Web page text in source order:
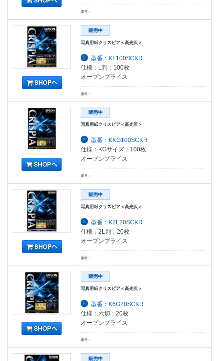
備考：
写真用紙クリスピア＜高光沢＞
型番：KL100SCKR
仕様：L判：100枚
オープンプライス
備考：
写真用紙クリスピア＜高光沢＞
型番：KKG100SCKR
仕様：KGサイズ：100枚
オープンプライス
備考：
写真用紙クリスピア＜高光沢＞
型番：K2L20SCKR
仕様：2L判：20枚
オープンプライス
備考：
写真用紙クリスピア＜高光沢＞
型番：K6G20SCKR
仕様：六切：20枚
オープンプライス
備考：